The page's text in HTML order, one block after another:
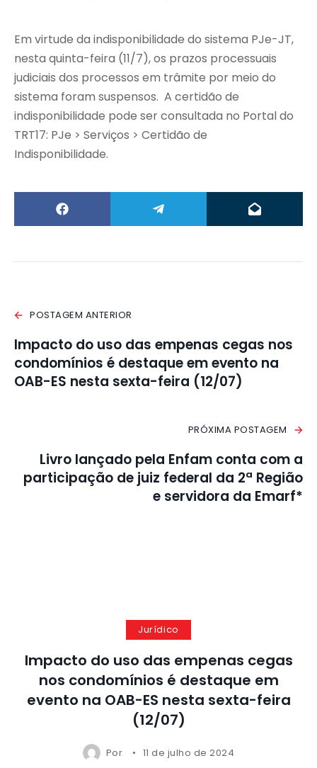
Em virtude da indisponibilidade do sistema PJe-JT,
nesta quinta-feira (11/7), os prazos processuais
judiciais dos processos em trâmite por meio do
sistema foram suspensos. A certidão de
indisponibilidade pode ser consultada no Portal do
TRT17: PJe > Serviços > Certidão de
Indisponibilidade.
POSTAGEM ANTERIOR
Impacto do uso das empenas cegas nos
condomínios é destaque em evento na
OAB-ES nesta sexta-feira (12/07)
PRÓXIMA POSTAGEM
Livro lançado pela Enfam conta com a
participação de juiz federal da 2ª Região
e servidora da Emarf*
Jurídico
Impacto do uso das empenas cegas
nos condomínios é destaque em
evento na OAB-ES nesta sexta-feira
(12/07)
Por 11 de julho de 2024